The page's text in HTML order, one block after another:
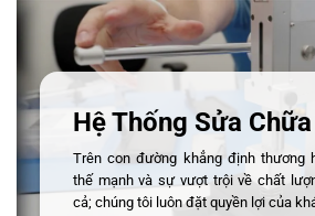
Hệ Thống Sửa Chữa
Trên con đường khẳng định thương
thế mạnh và sự vượt trội về chất
cả; chúng tôi luôn đặt quyền lợi của